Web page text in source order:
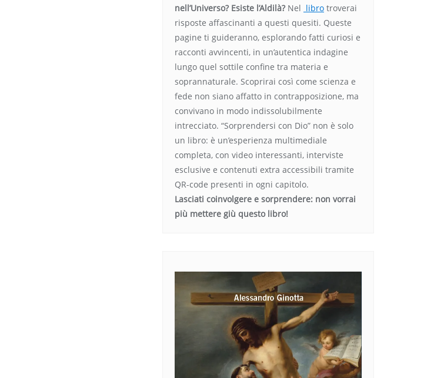
nell’Universo? Esiste l’Aldilà? Nel libro troverai
risposte affascinanti a questi quesiti. Queste
pagine ti guideranno, esplorando fatti curiosi e
racconti avvincenti, in un’autentica indagine
lungo quel sottile confine tra materia e
soprannaturale. Scoprirai così come scienza e
fede non siano affatto in contrapposizione, ma
convivano in modo indissolubilmente
intrecciato. “Sorprendersi con Dio” non è solo
un libro: è un’esperienza multimediale
completa, con video interessanti, interviste
esclusive e contenuti extra accessibili tramite
QR-code presenti in ogni capitolo.
Lasciati coinvolgere e sorprendere: non vorrai
più mettere giù questo libro!